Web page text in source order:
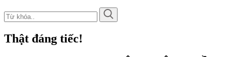
Thật đáng tiếc!